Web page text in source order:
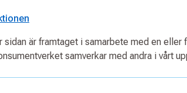
sidan är framtaget i samarbete med en eller
samverkar med andra i vårt